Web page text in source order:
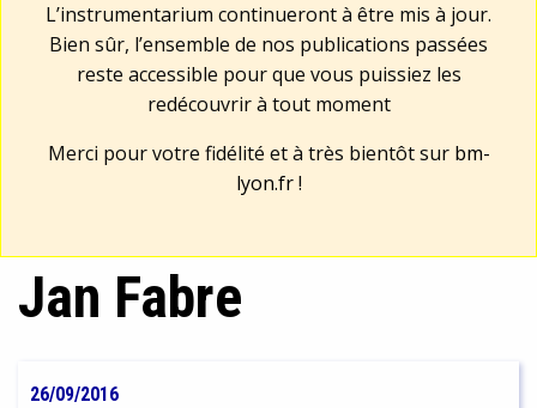
L’instrumentarium continueront à être mis à jour.
Bien sûr, l’ensemble de nos publications passées
reste accessible pour que vous puissiez les
redécouvrir à tout moment
Merci pour votre fidélité et à très bientôt sur bm-
lyon.fr!
Jan Fabre
26/09/2016